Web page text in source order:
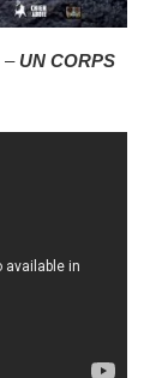
– UN CORPS